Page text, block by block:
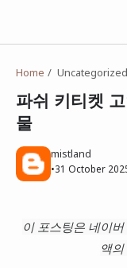
Home Uncategorized
파쉬 키티켓
물
mistland
•31 October
이 포스팅은 네이
액